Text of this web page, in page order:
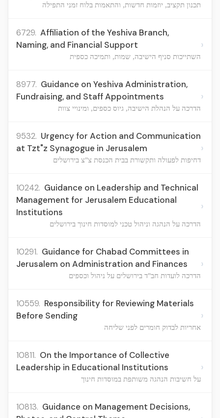
תכנון תקציב, יוזמות חדשות, והתאמות בלוח זמני התפילה
6729. Affiliation of the Yeshiva Branch,
Naming, and Financial Support
השתייכות סניף הישיבה, שמות, ותמיכה כספית
›
8977. Guidance on Yeshiva Administration,
Fundraising, and Staff Appointments
הדרכה על הנהלת הישיבה, גיוס כספים, ומינויי צוות
›
9532. Urgency for Action and Communication
at Tzt"z Synagogue in Jerusalem
דחיפות לפעולה ותקשורת בבית הכנסת צ"צ בירושלים
›
10242. Guidance on Leadership and Technical
Management for Jerusalem Educational
Institutions
הדרכה על הנהגה וניהול טכני למוסדות חינוך בירושלים
›
10291. Guidance for Chabad Committees in
Jerusalem on Administration and Finances
הדרכה לועדות חב"ד בירושלים על ניהול וכספים
›
10559. Responsibility for Reviewing Materials
Before Sending
אחריות לבדוק חומרים לפני שליחה
›
10811. On the Importance of Collective
Leadership in Educational Institutions
על חשיבות הנהגה משותפת במוסדות חינוך
›
10813. Guidance on Management Decisions,